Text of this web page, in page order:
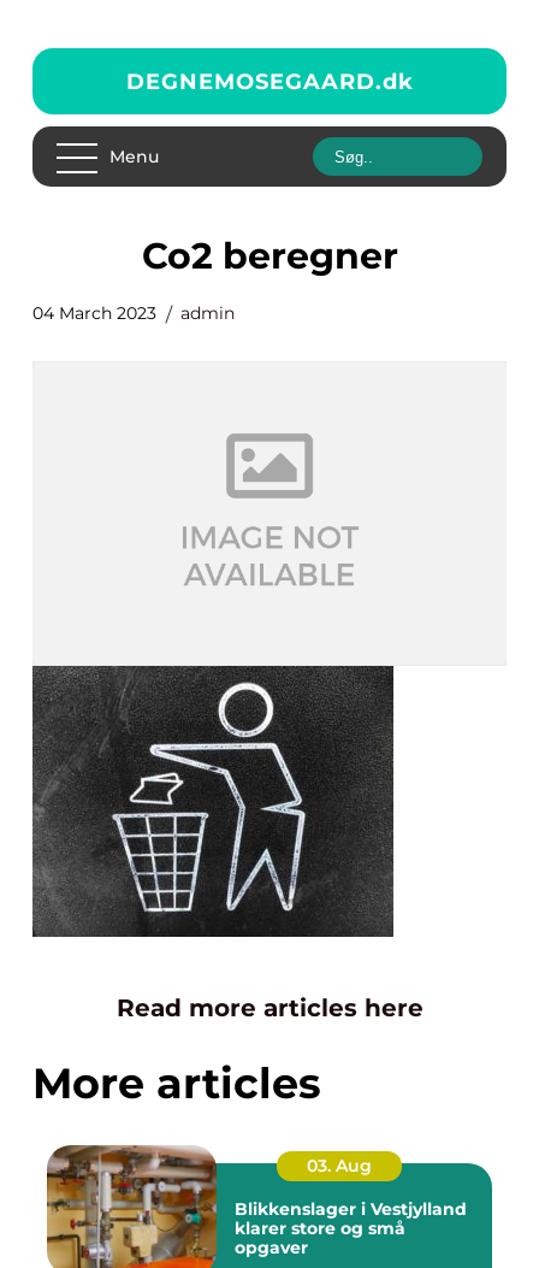
DEGNEMOSEGAARD.dk
Menu
co2 beregner
04 March 2023 admin
Read more articles here
More articles
03. Aug
Blikkenslager i Vestjylland
klarer store og små
opgaver